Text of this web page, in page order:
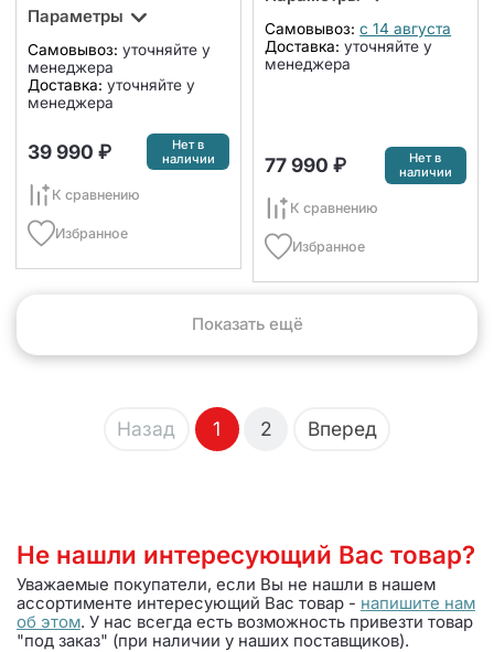
Параметры
Самовывоз: уточняйте у
менеджера
Доставка: уточняйте у
менеджера
39 990 ₽
Нет в
наличии
К сравнению
Избранное
Самовывоз: с 14 августа
Доставка: уточняйте у
менеджера
77 990 ₽
Нет в
наличии
К сравнению
Избранное
Показать ещё
Назад 1 2 Вперед
Не нашли интересующий Вас товар?
Уважаемые покупатели, если Вы не нашли в нашем
ассортименте интересующий Вас товар - напишите нам
об этом. У нас всегда есть возможность привезти товар
"под заказ" (при наличии у наших поставщиков).